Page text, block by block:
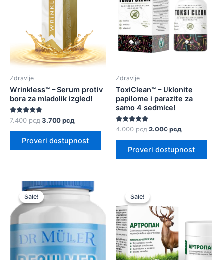
Zdravlje
Wrinkless™ – Serum protiv
bora za mladolik izgled!
Оцењено
са
4.60
7.400рсдОригинална
је
била:
3.700рсд
3.700 рсд.
Proveri dostupnost
Zdravlje
ToxiClean™ – Uklonite
papilome i parazite za
samo 4 sedmice!
Оцењено
са
4.75
4.000рсдОригинална
је
била:
2.000рсд
2.000 рсд.
Proveri dostupnost
Sale!
Sale! Sale!
Sale!